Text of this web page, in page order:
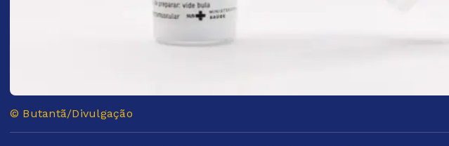
© Butantã/Divulgação